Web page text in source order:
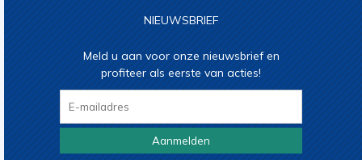
NIEUWSBRIEF
Meld u aan voor onze nieuwsbrief en
profiteer als eerste van acties!
Aanmelden